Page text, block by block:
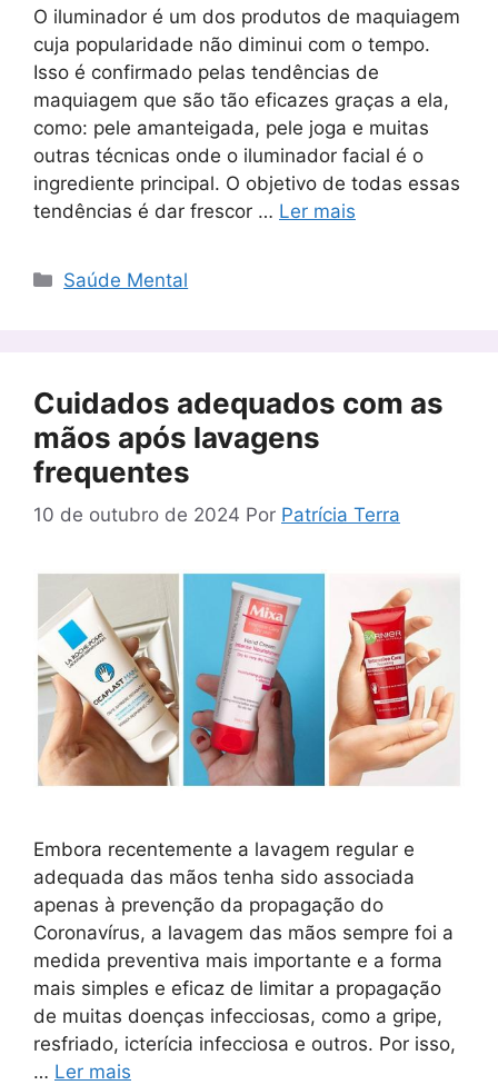
O iluminador é um dos produtos de maquiagem
cuja popularidade não diminui com o tempo.
Isso é confirmado pelas tendências de
maquiagem que são tão eficazes graças a ela,
como: pele amanteigada, pele joga e muitas
outras técnicas onde o iluminador facial é o
ingrediente principal. O objetivo de todas essas
tendências é dar frescor … Ler mais
Categorias
Saúde Mental
Cuidados adequados com as
mãos após lavagens
frequentes
10 de outubro de 2024 Por Patrícia Terra
Embora recentemente a lavagem regular e
adequada das mãos tenha sido associada
apenas à prevenção da propagação do
Coronavírus, a lavagem das mãos sempre foi a
medida preventiva mais importante e a forma
mais simples e eficaz de limitar a propagação
de muitas doenças infecciosas, como a gripe,
resfriado, icterícia infecciosa e outros. Por isso,
… Ler mais